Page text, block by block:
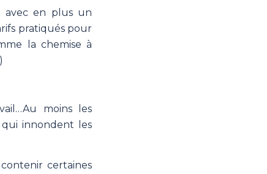
avec en plus un
pratiqués pour
la chemise à
moins les
innondent les
certaines